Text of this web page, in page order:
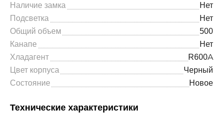
Наличие замка
Нет
Подсветка
Нет
Общий объем
500
Канапе
Нет
Хладагент
R600A
Цвет корпуса
Черный
Состояние
Новое
Технические характеристики